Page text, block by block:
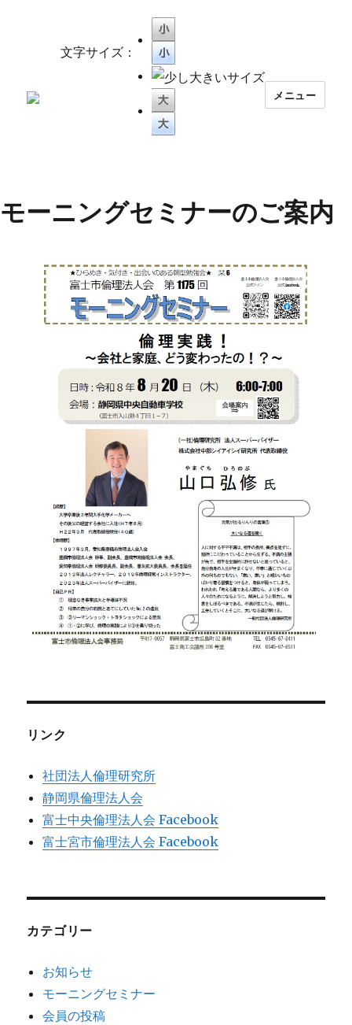
文字サイズ：
メニュー
モーニングセミナーのご案内
リンク
社団法人倫理研究所
静岡県倫理法人会
富士中央倫理法人会 Facebook
富士宮市倫理法人会 Facebook
カテゴリー
お知らせ
モーニングセミナー
会員の投稿